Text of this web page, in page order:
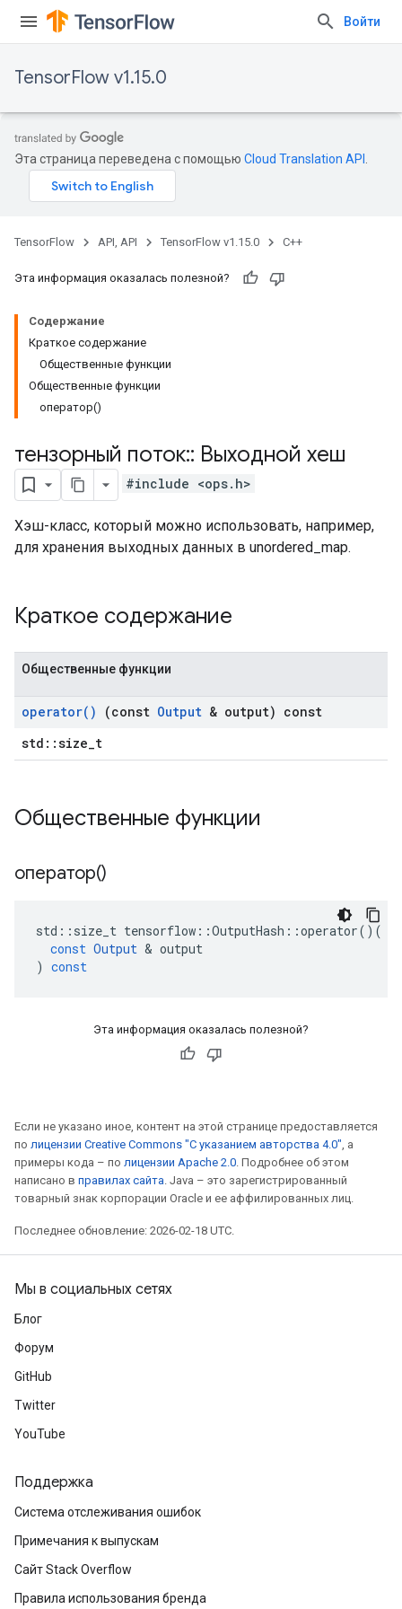
Войти
TensorFlow v1.15.0
Эта страница переведена с помощью Cloud Translation API
TensorFlow API, API TensorFlow v1.15.0 C++
Эта информация оказалась полезной?
Содержание
Краткое содержание
Общественные функции
Общественные функции
оператор()
тензорный поток:: Выходной хеш
#include <ops.h>
Хэш-класс, который можно использовать, например,
для хранения выходных данных в unordered_map.
Краткое содержание
Общественные функции
operator( ) (const Output & output) const
std::size_t
Общественные функции
оператор()
std :: size_t tensorflow ::OutputHash ::operator()(
const Output & output
) const
Эта информация оказалась полезной?
Если не указано иное, контент на этой странице предоставляется
по лицензии Creative Commons "С указанием авторства 4.0", а
примеры кода – по лицензии Apache 2.0. Подробнее об этом
написано в правилах сайта. Java – это зарегистрированный
товарный знак корпорации Oracle и ее аффилированных лиц.
Последнее обновление: 2026-02-18 UTC.
Мы в социальных сетях
Блог
Форум
GitHub
Twitter
YouTube
Поддержка
Система отслеживания ошибок
Примечания к выпускам
Сайт Stack Overflow
Правила использования бренда